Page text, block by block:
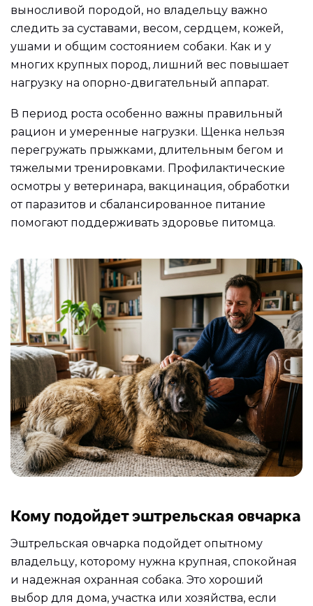
выносливой породой, но владельцу важно
следить за суставами, весом, сердцем, кожей,
ушами и общим состоянием собаки. Как и у
многих крупных пород, лишний вес повышает
нагрузку на опорно-двигательный аппарат.
В период роста особенно важны правильный
рацион и умеренные нагрузки. Щенка нельзя
перегружать прыжками, длительным бегом и
тяжелыми тренировками. Профилактические
осмотры у ветеринара, вакцинация, обработки
от паразитов и сбалансированное питание
помогают поддерживать здоровье питомца.
Кому подойдет эштрельская овчарка
Эштрельская овчарка подойдет опытному
владельцу, которому нужна крупная, спокойная
и надежная охранная собака. Это хороший
выбор для дома, участка или хозяйства, если